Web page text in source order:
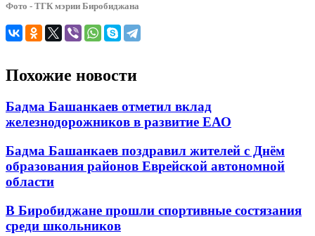
Фото - ТГК мэрии Биробиджана
Похожие новости
Бадма Башанкаев отметил вклад
железнодорожников в развитие ЕАО
Бадма Башанкаев поздравил жителей с Днём
образования районов Еврейской автономной
области
В Биробиджане прошли спортивные состязания
среди школьников